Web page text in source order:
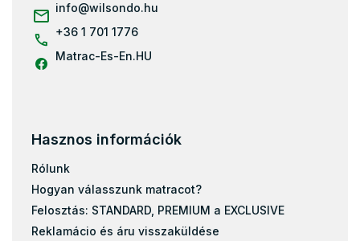
info@wilsondo.hu
+36 1 701 1776
Matrac-Es-En.HU
Hasznos információk
Rólunk
Hogyan válasszunk matracot?
Felosztás: STANDARD, PREMIUM a EXCLUSIVE
Reklamácio és áru visszaküldése